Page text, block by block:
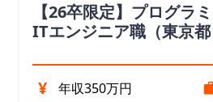
【26卒限定】プログラ
ITエンジニア職（東京都
¥ 年収350万円